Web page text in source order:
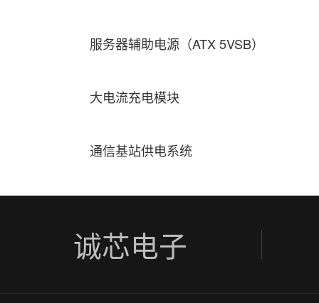
服务器辅助电源（ATX 5VSB）
大电流充电模块
通信基站供电系统
诚芯电子